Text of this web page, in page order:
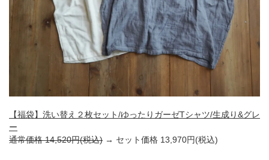
【福袋】洗い替え２枚セット/ゆったりガーゼTシャツ/生成り&グレ
ー
通常価格 14,520円(税込) → セット価格 13,970円(税込)